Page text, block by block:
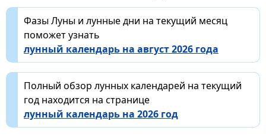
Фазы Луны и лунные дни на текущий месяц
поможет узнать
лунный календарь на август 2026 года
Полный обзор лунных календарей на текущий
год находится на странице
лунный календарь на 2026 год